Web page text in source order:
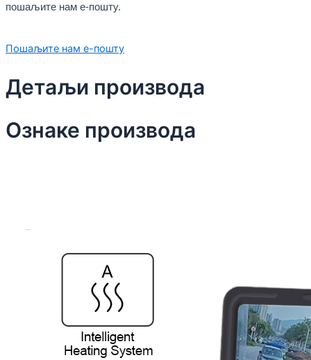
пошаљите нам е-пошту.
Пошаљите нам е-пошту
Детаљи производа
Ознаке производа